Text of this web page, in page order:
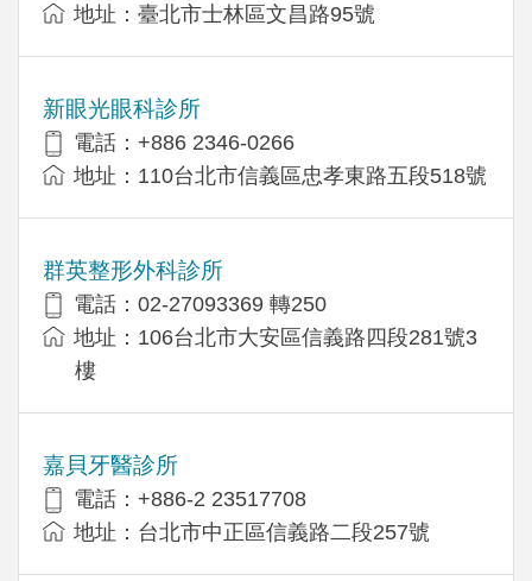
地址：臺北市士林區文昌路95號
新眼光眼科診所
電話：+886 2346-0266
地址：110台北市信義區忠孝東路五段518號
群英整形外科診所
電話：02-27093369 轉250
地址：106台北市大安區信義路四段281號3
樓
嘉貝牙醫診所
電話：+886-2 23517708
地址：台北市中正區信義路二段257號